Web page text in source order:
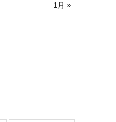
1月 »